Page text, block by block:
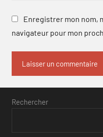
Enregistrer mon nom,
navigateur pour mon
Rechercher